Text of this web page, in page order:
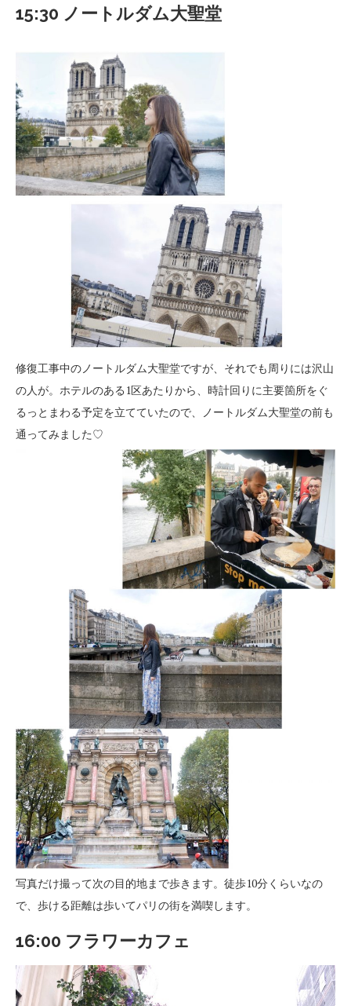
15:30 ノートルダム大聖堂
修復工事中のノートルダム大聖堂ですが、それでも周りには沢山
の人が。ホテルのある1区あたりから、時計回りに主要箇所をぐ
るっとまわる予定を立てていたので、ノートルダム大聖堂の前も
通ってみました♡
写真だけ撮って次の目的地まで歩きます。徒歩10分くらいなの
で、歩ける距離は歩いてパリの街を満喫します。
16:00 フラワーカフェ